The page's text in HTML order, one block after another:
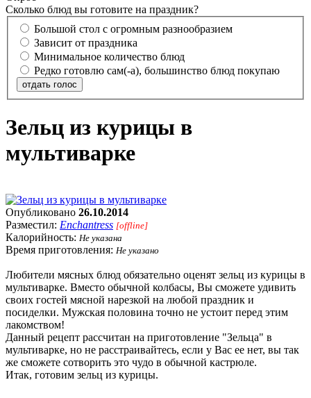
Сколько блюд вы готовите на праздник?
Большой стол с огромным разнообразием
Зависит от праздника
Минимальное количество блюд
Редко готовлю сам(-а), большинство блюд покупаю
отдать голос
Зельц из курицы в
мультиварке
Опубликовано 26.10.2014
Разместил: Enchantress [offline]
Калорийность: Не указана
Время приготовления: Не указано
Любители мясных блюд обязательно оценят зельц из курицы в
мультиварке. Вместо обычной колбасы, Вы сможете удивить
своих гостей мясной нарезкой на любой праздник и
посиделки. Мужская половина точно не устоит перед этим
лакомством!
Данный рецепт рассчитан на приготовление "Зельца" в
мультиварке, но не расстраивайтесь, если у Вас ее нет, вы так
же сможете сотворить это чудо в обычной кастрюле.
Итак, готовим зельц из курицы.